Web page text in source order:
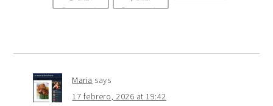
Comentario
Comentario
Maria says
17 febrero, 2026 at 19:42